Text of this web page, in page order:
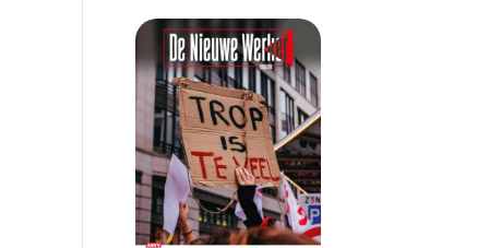
De Nieuwe Werker 6 - 2025